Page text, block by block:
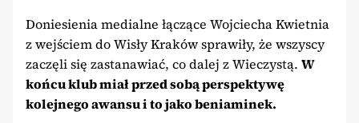
Doniesienia medialne łączące Wojciecha Kwietnia
z wejściem do Wisły Kraków sprawiły, że wszyscy
zaczęli się zastanawiać, co dalej z Wieczystą. W
końcu klub miał przed sobą perspektywę
kolejnego awansu i to jako beniaminek.